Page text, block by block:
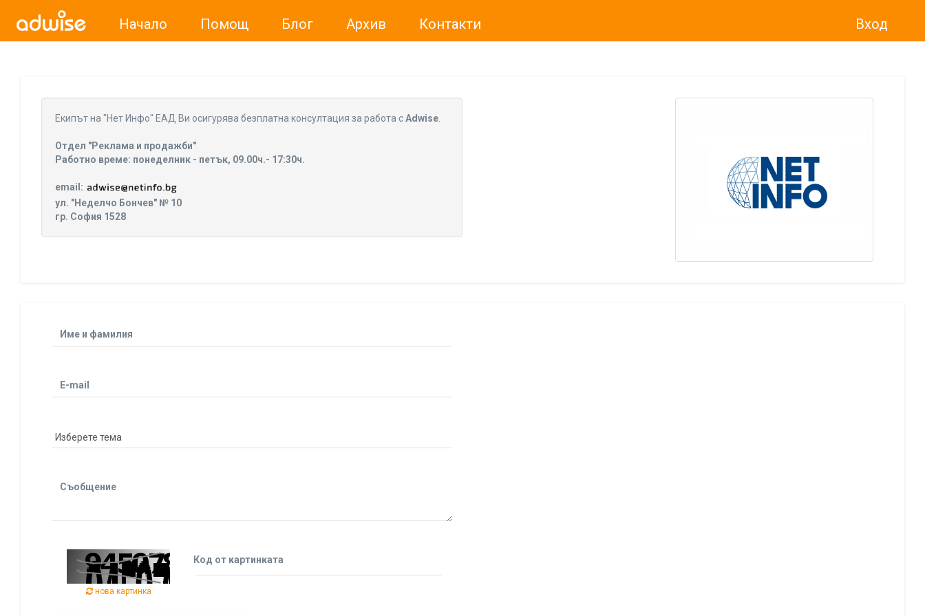
Начало Помощ Блог Архив Контакти Вход
Уважаеми рекламодатели, с настоящото съобщение бихме искали да Ви уведомим, че „Нет Инфо“ ЕАД ( прекратява услугата Adwiseсчитано от01.01.2026 г
За повече информация, натиснете
Eкипът на "Нет Инфо" ЕАД Ви осигурява безплатна консултация за работа сAdwise.
Отдел "Реклама и продажби"
Работно време: понеделник - петък, 09.00ч.- 17:30ч.
email:
ул. "Неделчо Бончев" № 10
гр. София 1528
Име и фамилия
E-mail
Съобщение
нова картинка
Код от картинката